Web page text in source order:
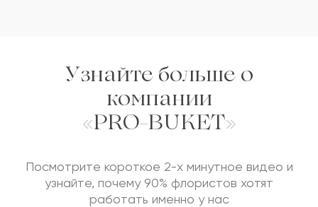
Узнайте больше о
компании
«PRO-BUKET»
Посмотрите короткое 2-х минутное видео и
узнайте, почему 90% флористов хотят
работать именно у нас